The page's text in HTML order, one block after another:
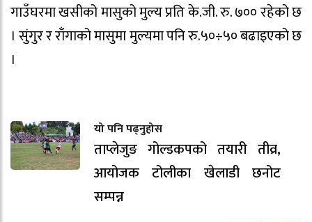
गाउँघरमा खसीको मासुको मुल्य प्रति के.जी. रु. ७०० रहेको छ
। सुंगुर र राँगाको मासुमा मुल्यमा पनि रु.५०÷५० बढाइएको छ
।
यो पनि पढ्नुहोस
ताप्लेजुङ गोल्डकपको तयारी तीव्र,
आयोजक टोलीका खेलाडी छनोट
सम्पन्न